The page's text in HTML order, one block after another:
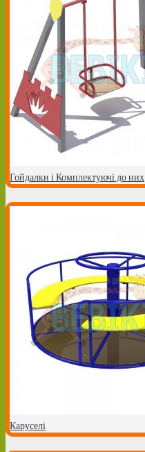
Гойдалки і Комплектуючі до них
Каруселі